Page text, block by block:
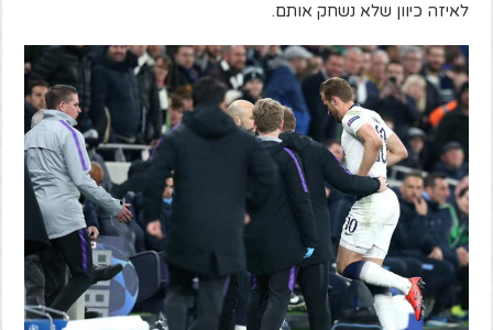
לאיזה כיוון שלא נשחק אותם.